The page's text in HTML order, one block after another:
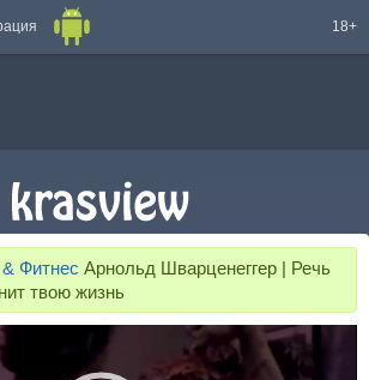
18+
Фитнес Арнольд Шварценеггер | Речь
твою жизнь